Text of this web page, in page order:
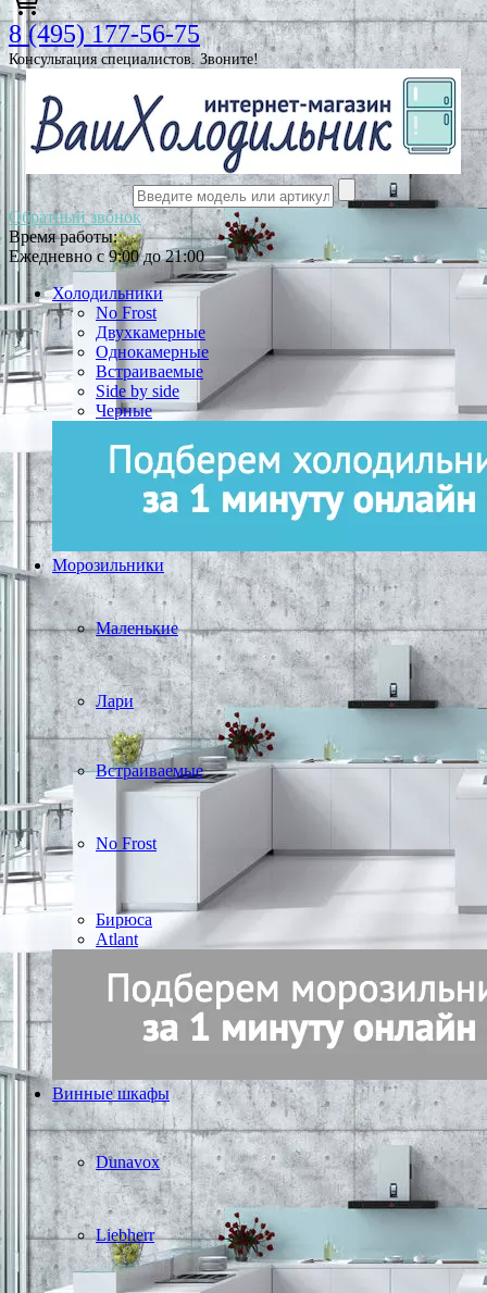
8 (495) 177-56-75
Консультация специалистов. Звоните!
Обратный звонок
Время работы:
Ежедневно с 9:00 до 21:00
Холодильники
No Frost
Двухкамерные
Однокамерные
Встраиваемые
Side by side
Черные
Морозильники
Маленькие
Лари
Встраиваемые
No Frost
Бирюса
Atlant
Винные шкафы
Dunavox
Liebherr